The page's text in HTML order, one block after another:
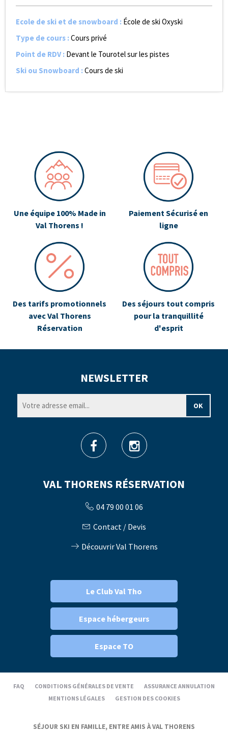
Ecole de ski et de snowboard : École de ski Oxyski
Type de cours :Cours privé
Point de RDV: Devant le Tourotel sur les pistes
Ski ou Snowboard :Cours de ski
Une équipe 100% Made in
Val Thorens !
Paiement Sécurisé en
ligne
Des tarifs promotionnels
avec Val Thorens
Réservation
Des séjours tout compris
pour la tranquillité
d'esprit
VAL THORENS RÉSERVATION
04 79 00 01 06
Contact / Devis
Découvrir Val Thorens
NEWSLETTER
Le Club Val Tho
Espace hébergeurs
Espace TO
FAQ CONDITIONS GÉNÉRALES DE VENTE
ASSURANCE ANNULATION
MENTIONS LÉGALES
GESTION DES COOKIES
SÉJOUR SKI EN FAMILLE, ENTRE AMIS À VAL THORENS